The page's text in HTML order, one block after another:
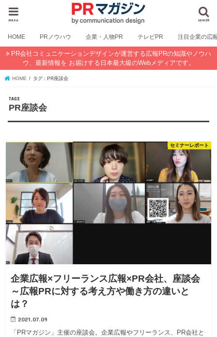
search
menu
HOME PRノウハウ 企業・人物PR テレビPR 注目企業の広
PR会社コミュニケーションデザインが運営する広報PRの知識やノウハ
ウ、最新情報を お届けする日本最大級のWebメディアです。
HOME タグ : PR座談会
PR座談会
セミナーレポート
企業広報×フリーランス広報×PR会社、座談会
～広報PRに対する考え方や働き方の違いと
は？
2021.07.09
「PRマガジン」主催の座談会。企業広報やフリーランス、PR会社と